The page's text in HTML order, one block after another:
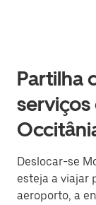
Partilha
Deslocar-se
esteja a viajar
aeroporto, a